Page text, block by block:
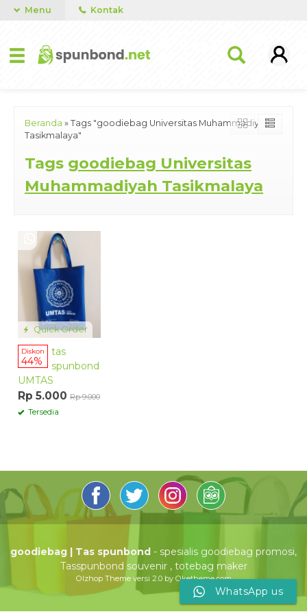
Menu Kontak
Beranda » Tags "goodiebag Universitas Muhammadiyah
Tasikmalaya"
Tags goodiebag Universitas
Muhammadiyah Tasikmalaya
Quick Order
Diskon
44%
tas
spunbond
UMTAS
Rp 5.000 Rp 9.000
Tersedia
goodiebag | Tas spunbond - spesialis goodiebag promosi,
Tasspunbond souvenir , totebag maker
Olzhop Themeversi 2.0 by Oketheme.com
WhatsApp us